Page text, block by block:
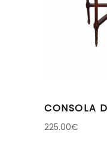
CONSOLA
225.00€